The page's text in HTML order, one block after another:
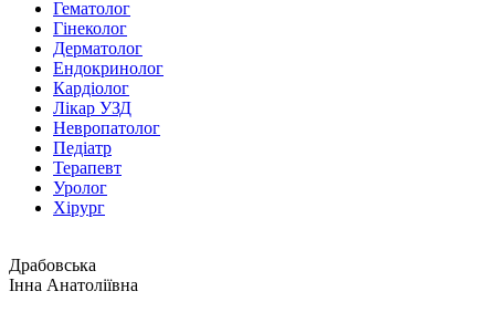
Гематолог
Гінеколог
Дерматолог
Ендокринолог
Кардіолог
Лікар УЗД
Невропатолог
Педіатр
Терапевт
Уролог
Хірург
Драбовська
Інна Анатоліївна